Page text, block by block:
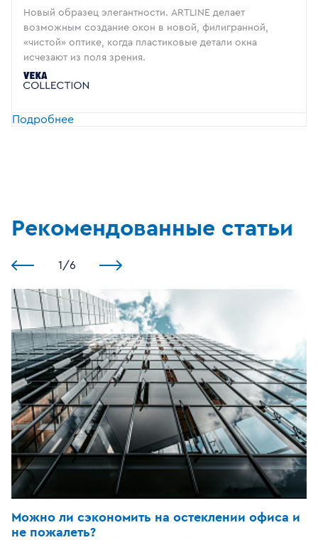
Новый образец элегантности. ARTLINE делает
возможным создание окон в новой, филигранной,
«чистой» оптике, когда пластиковые детали окна
исчезают из поля зрения.
Подробнее
Рекомендованные статьи
1 /6
Можно ли сэкономить на остеклении офиса и
не пожалеть?